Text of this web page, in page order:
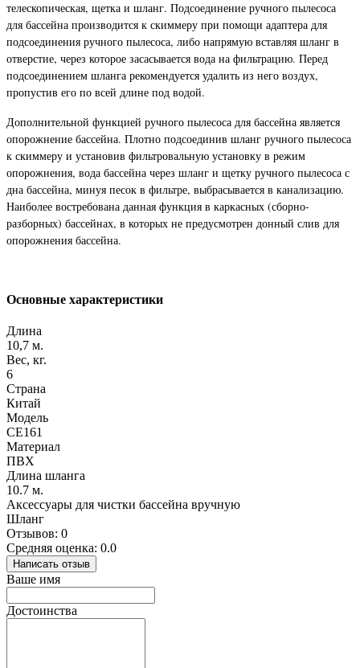
телескопическая, щетка и шланг. Подсоединение ручного пылесоса
для бассейна производится к скиммеру при помощи адаптера для
подсоединения ручного пылесоса, либо напрямую вставляя шланг в
отверстие, через которое засасывается вода на фильтрацию. Перед
подсоединением шланга рекомендуется удалить из него воздух,
пропустив его по всей длине под водой.
Дополнительной функцией ручного пылесоса для бассейна является
опорожнение бассейна. Плотно подсоединив шланг ручного пылесоса
к скиммеру и установив фильтровальную установку в режим
опорожнения, вода бассейна через шланг и щетку ручного пылесоса с
дна бассейна, минуя песок в фильтре, выбрасывается в канализацию.
Наиболее востребована данная функция в каркасных (сборно-
разборных) бассейнах, в которых не предусмотрен донный слив для
опорожнения бассейна.
Основные характеристики
Длина
10,7 м.
Вес, кг.
6
Страна
Китай
Модель
CE161
Материал
ПВХ
Длина шланга
10.7 м.
Аксессуары для чистки бассейна вручную
Шланг
Отзывов: 0
Средняя оценка: 0.0
Написать отзыв
Ваше имя
Достоинства